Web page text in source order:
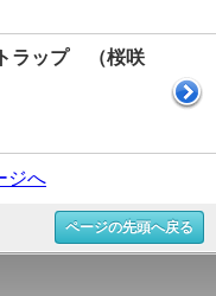
ラップ （桜咲
ジへ
ページの先頭へ戻る